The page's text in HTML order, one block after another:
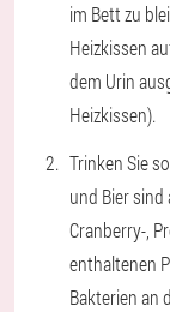
im Bett zu
Heizkissen
dem Urin
Heizkissen).
Trinken Sie
und Bier
Cranberry-,
enthaltenen
Bakterien an